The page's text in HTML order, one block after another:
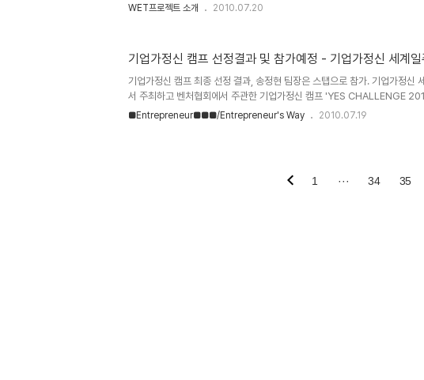
-기업가정신 세계일주 공식 트위터 http://www.twitter.com/wetproject
WET프로젝트 소개 2010.07.20
기업가정신 캠프 선정결과 및 참가예정 - 기업가정신 세계일
기업가정신 캠프 최종 선정 결과, 송정현 팀장은 스탭으로 참가. 기업가정신
서 주최하고 벤처협회에서 주관한 기업가정신 캠프 'YES CHALLENGE
군요. 저희 프로젝트도 팀으로 참가하려고 했으나 너무 많은 인원이 몰리는
■Entrepreneur■■■/Entrepreneur's Way 2010.07.19
1 ··· 34 35